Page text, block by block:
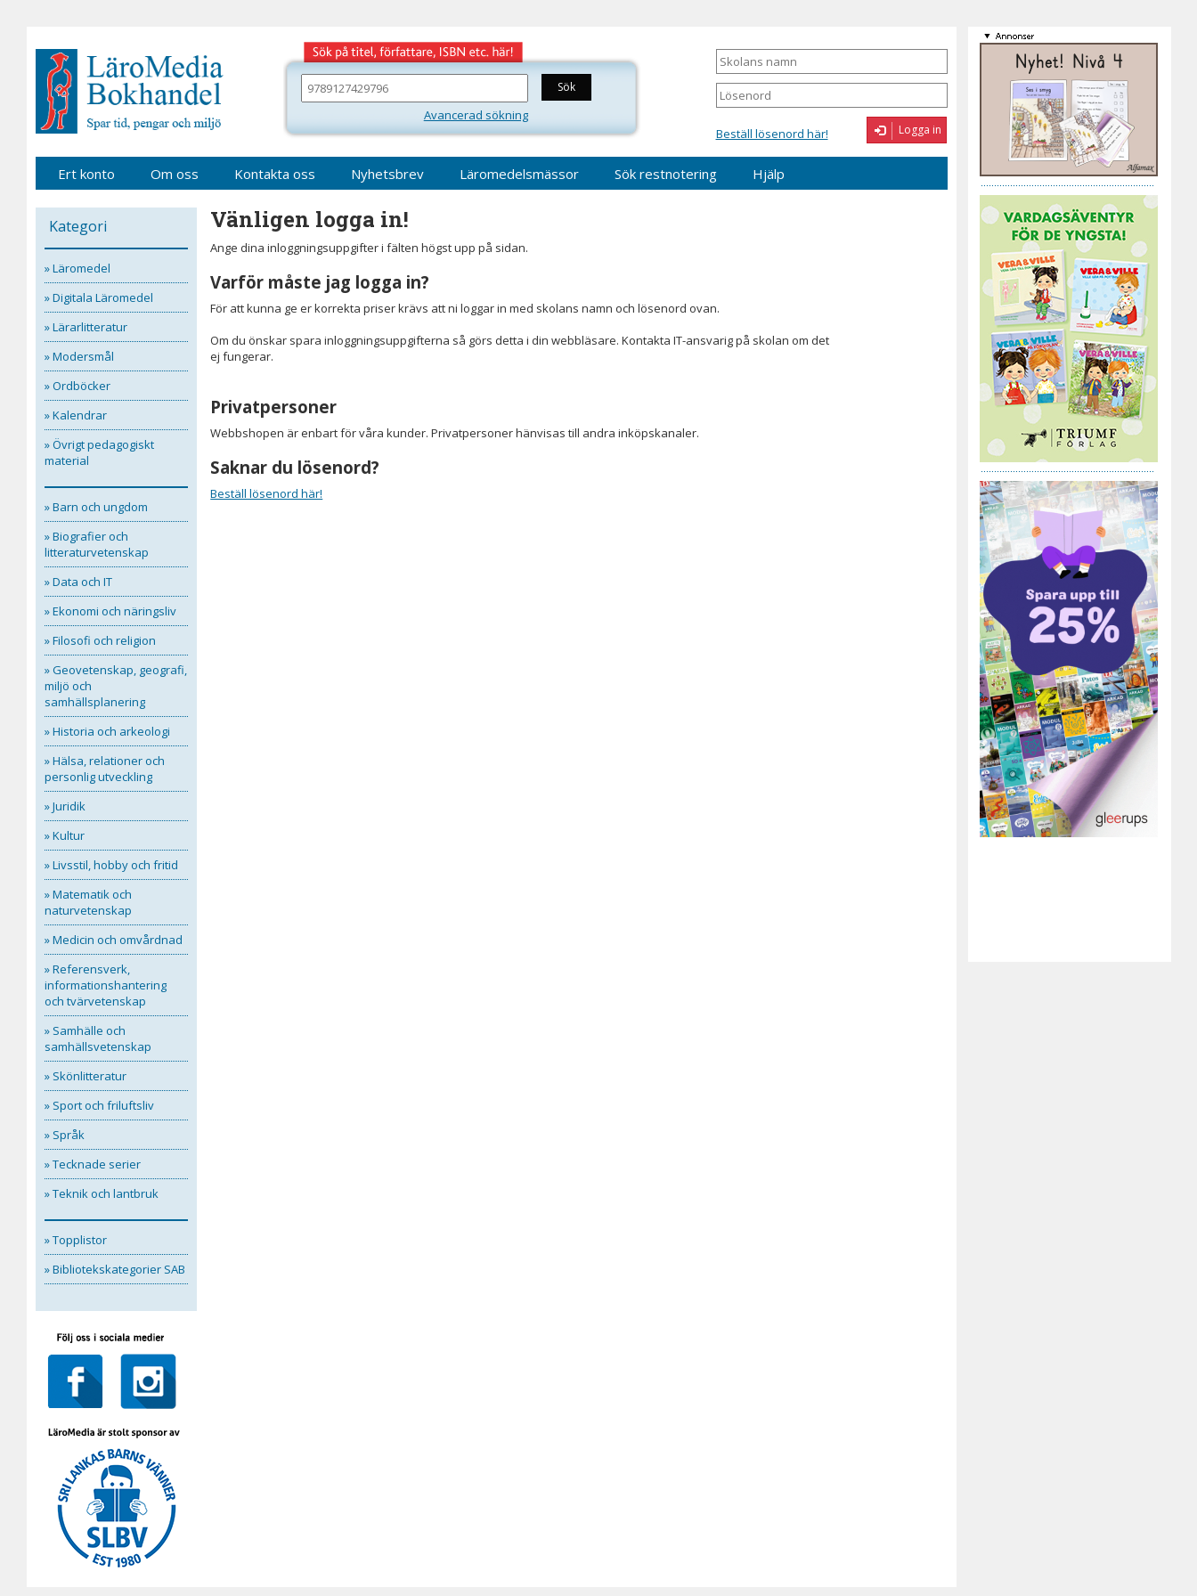
Skolans
namn
Lösenord
Beställ lösenord här! Logga in
Sök
bland
våra
Avancerad sökning
Ert konto Om oss Kontakta oss Nyhetsbrev Läromedelsmässor Sök restnotering Hjälp
Kategori
» Läromedel
» Digitala Läromedel
» Lärarlitteratur
» Modersmål
» Ordböcker
» Kalendrar
» Övrigt pedagogiskt
material
» Barn och ungdom
» Biografier och
litteraturvetenskap
» Data och IT
» Ekonomi och näringsliv
» Filosofi och religion
» Geovetenskap, geografi,
miljö och
samhällsplanering
» Historia och arkeologi
» Hälsa, relationer och
personlig utveckling
» Juridik
» Kultur
» Livsstil, hobby och fritid
» Matematik och
naturvetenskap
» Medicin och omvårdnad
» Referensverk,
informationshantering
och tvärvetenskap
» Samhälle och
samhällsvetenskap
» Skönlitteratur
» Sport och friluftsliv
» Språk
» Tecknade serier
» Teknik och lantbruk
» Topplistor
» Bibliotekskategorier SAB
Vänligen logga in!
Ange dina inloggningsuppgifter i fälten högst upp på sidan.
Varför måste jag logga in?
För att kunna ge er korrekta priser krävs att ni loggar in med skolans namn och lösenord ovan.
Om du önskar spara inloggningsuppgifterna så görs detta i din webbläsare. Kontakta IT-ansvarig på skolan om det
ej fungerar.
Privatpersoner
Webbshopen är enbart för våra kunder. Privatpersoner hänvisas till andra inköpskanaler.
Saknar du lösenord?
Beställ lösenord här!